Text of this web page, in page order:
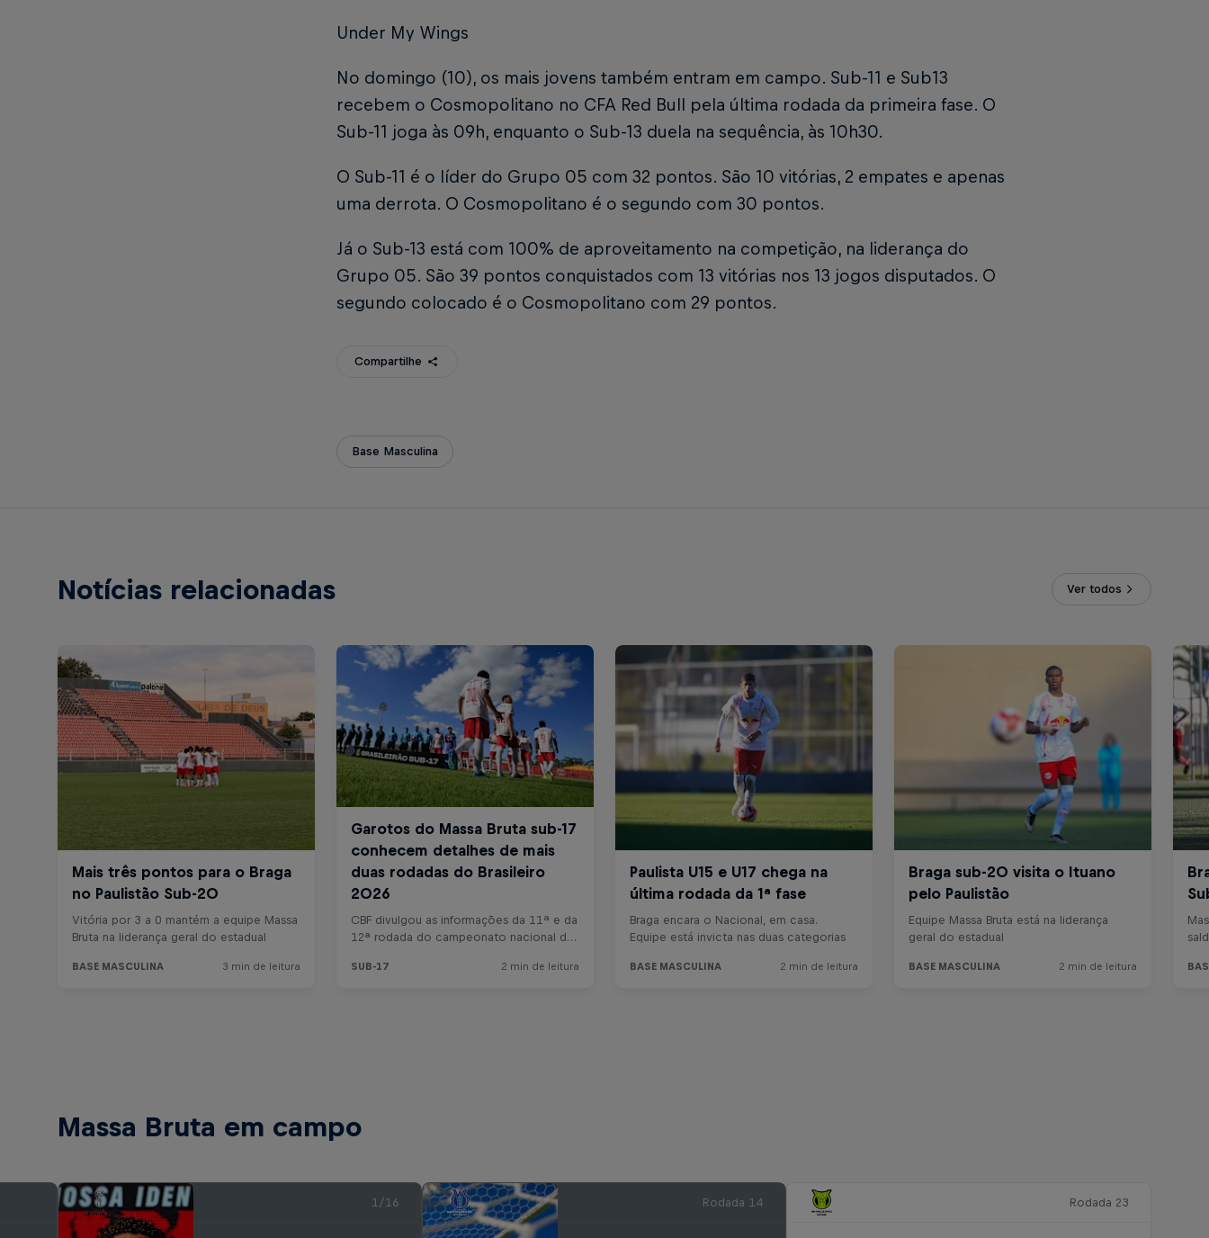
Under My Wings
No domingo (10), os mais jovens também entram em campo. Sub-11 e Sub13
recebem o Cosmopolitano no CFA Red Bull pela última rodada da primeira fase. O
Sub-11 joga às 09h, enquanto o Sub-13 duela na sequência, às 10h30.
O Sub-11 é o líder do Grupo 05 com 32 pontos. São 10 vitórias, 2 empates e apenas
uma derrota. O Cosmopolitano é o segundo com 30 pontos.
Já o Sub-13 está com 100% de aproveitamento na competição, na liderança do
Grupo 05. São 39 pontos conquistados com 13 vitórias nos 13 jogos disputados. O
segundo colocado é o Cosmopolitano com 29 pontos.
Compartilhe
Base Masculina
Notícias relacionadas Ver todos
Massa Bruta em campo
1/16 Rodada 14 Rodada 23